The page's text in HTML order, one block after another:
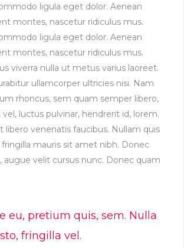
ligula eget dolor. Aenean
montes, nascetur ridiculus mus.
ligula eget dolor. Aenean
montes, nascetur ridiculus mus.
viverra nulla ut metus varius laoreet.
ullamcorper ultricies nisi. Nam
rhoncus, sem quam semper libero,
luctus pulvinar, hendrerit id, lorem.
venenatis faucibus. Nullam quis
mauris sit amet nibh. Donec
velit cursus nunc. Donec quam
eu, pretium quis, sem. Nulla
fringilla vel.